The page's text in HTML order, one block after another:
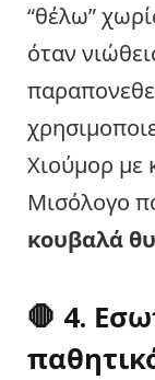
“θέλω”
όταν
Χιούμορ με
Μισόλογο
κουβαλά
🛑 4.